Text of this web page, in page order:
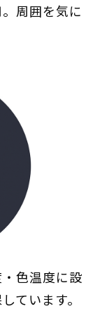
周囲を気に
色温度に設
ています。